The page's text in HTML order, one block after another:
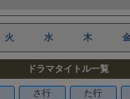
火 水 木
ドラマタイトル一覧
さ行 た行